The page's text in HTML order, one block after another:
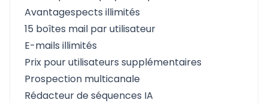
Avantagespects illimités
15 boîtes mail par utilisateur
E-mails illimités
Prix pour utilisateurs supplémentaires
Prospection multicanale
Rédacteur de séquences IA